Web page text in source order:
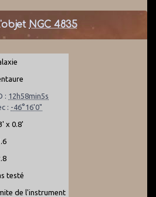
NGC 4835
: 12h58min5s
: -46°16'0"
x 0.8'
testé
de l'instrument